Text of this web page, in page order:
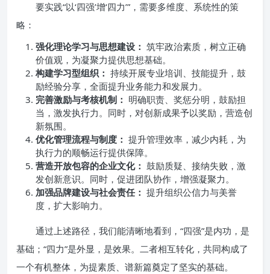
要实践“以‘四强’增‘四力’”，需要多维度、系统性的策
略：
强化理论学习与思想建设： 筑牢政治素质，树立正确
价值观，为凝聚力提供思想基础。
构建学习型组织： 持续开展专业培训、技能提升，鼓
励经验分享，全面提升业务能力和发展力。
完善激励与考核机制： 明确职责、奖惩分明，鼓励担
当，激发执行力。同时，对创新成果予以奖励，营造创
新氛围。
优化管理流程与制度： 提升管理效率，减少内耗，为
执行力的顺畅运行提供保障。
营造开放包容的企业文化： 鼓励质疑、接纳失败，激
发创新意识。同时，促进团队协作，增强凝聚力。
加强品牌建设与社会责任： 提升组织公信力与美誉
度，扩大影响力。
通过上述路径，我们能清晰地看到，“四强”是内功，是
基础；“四力”是外显，是效果。二者相互转化，共同构成了
一个有机整体，为提素质、谱新篇奠定了坚实的基础。